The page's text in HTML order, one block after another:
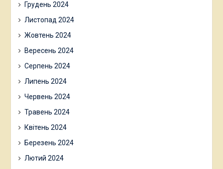
Грудень 2024
Листопад 2024
Жовтень 2024
Вересень 2024
Серпень 2024
Липень 2024
Червень 2024
Травень 2024
Квітень 2024
Березень 2024
Лютий 2024